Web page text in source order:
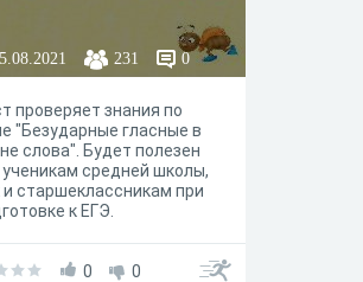
231 0
проверяет знания по
"Безударные гласные в
слова". Будет полезен
ученикам средней школы,
и старшеклассникам при
к ЕГЭ.
0 0